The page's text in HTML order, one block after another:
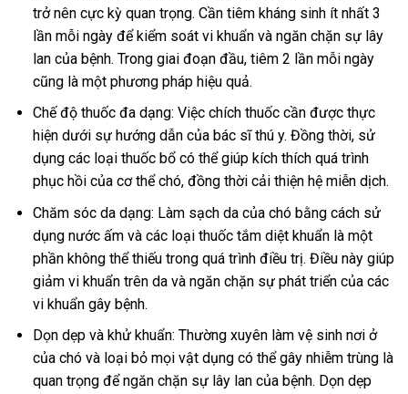
trở nên cực kỳ quan trọng. Cần tiêm kháng sinh ít nhất 3
lần mỗi ngày để kiểm soát vi khuẩn và ngăn chặn sự lây
lan của bệnh. Trong giai đoạn đầu, tiêm 2 lần mỗi ngày
cũng là một phương pháp hiệu quả.
Chế độ thuốc đa dạng: Việc chích thuốc cần được thực
hiện dưới sự hướng dẫn của bác sĩ thú y. Đồng thời, sử
dụng các loại thuốc bổ có thể giúp kích thích quá trình
phục hồi của cơ thể chó, đồng thời cải thiện hệ miễn dịch.
Chăm sóc da dạng: Làm sạch da của chó bằng cách sử
dụng nước ấm và các loại thuốc tắm diệt khuẩn là một
phần không thể thiếu trong quá trình điều trị. Điều này giúp
giảm vi khuẩn trên da và ngăn chặn sự phát triển của các
vi khuẩn gây bệnh.
Dọn dẹp và khử khuẩn: Thường xuyên làm vệ sinh nơi ở
của chó và loại bỏ mọi vật dụng có thể gây nhiễm trùng là
quan trọng để ngăn chặn sự lây lan của bệnh. Dọn dẹp